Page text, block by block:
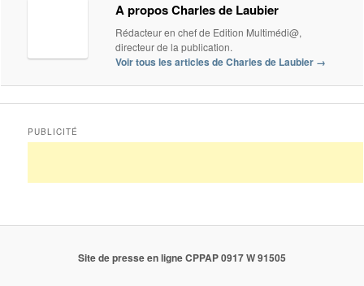
A propos Charles de Laubier
Rédacteur en chef de Edition Multimédi@,
directeur de la publication.
Voir tous les articles de Charles de Laubier →
PUBLICITÉ
Site de presse en ligne CPPAP 0917 W 91505